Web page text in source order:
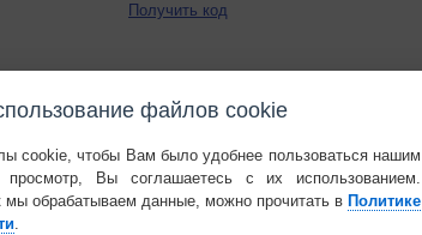
Получить код
файлов cookie
cookie, чтобы Вам было удобнее пользоваться нашим
Вы соглашаетесь с их использованием.
мы обрабатываем данные, можно прочитать в Политике